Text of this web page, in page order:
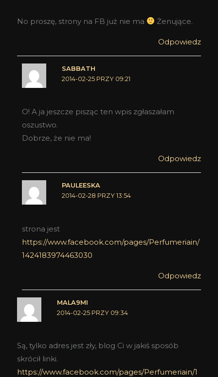
No proszę, strony na FB już nie ma Żenujące.
Odpowiedz
SABBATH
2014-02-25 PRZY 09:21
O! A ja jeszcze pisząc ten wpis zgłaszałam
oszustwo.
Dobrze, że nie ma!
Odpowiedz
PAULEESKA
2014-02-28 PRZY 13:54
strona jest
https://www.facebook.com/pages/Perfumeriain/
1424183974463030
Odpowiedz
MALA9MI
2014-02-25 PRZY 09:34
Są, tylko adres jest zły, blog Ci w jakiś sposób
skrócił linki.
https://www.facebook.com/pages/Perfumeriain/1